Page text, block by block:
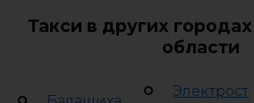
Такси в других
области
Электрост